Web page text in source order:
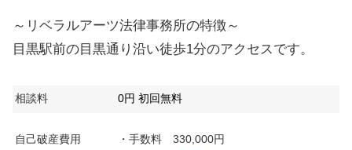
～リベラルアーツ法律事務所の特徴～
目黒駅前の目黒通り沿い徒歩1分のアクセスです。
相談料 0円 初回無料
自己破産費用
・手数料 330,000円